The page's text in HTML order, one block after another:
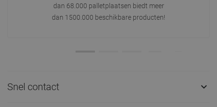
dan 68.000 palletplaatsen biedt meer
dan 1500.000 beschikbare producten!
Snel contact 